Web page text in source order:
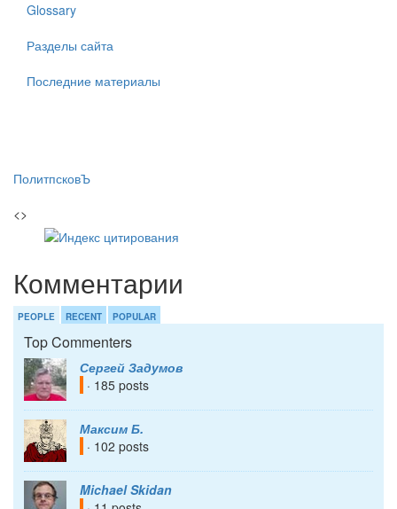
Glossary
Разделы сайта
Последние материалы
ПолитпсковЪ
<>
Комментарии
PEOPLE RECENT POPULAR
Top Commenters
Сергей Задумов
· 185 posts
Максим Б.
· 102 posts
Michael Skidan